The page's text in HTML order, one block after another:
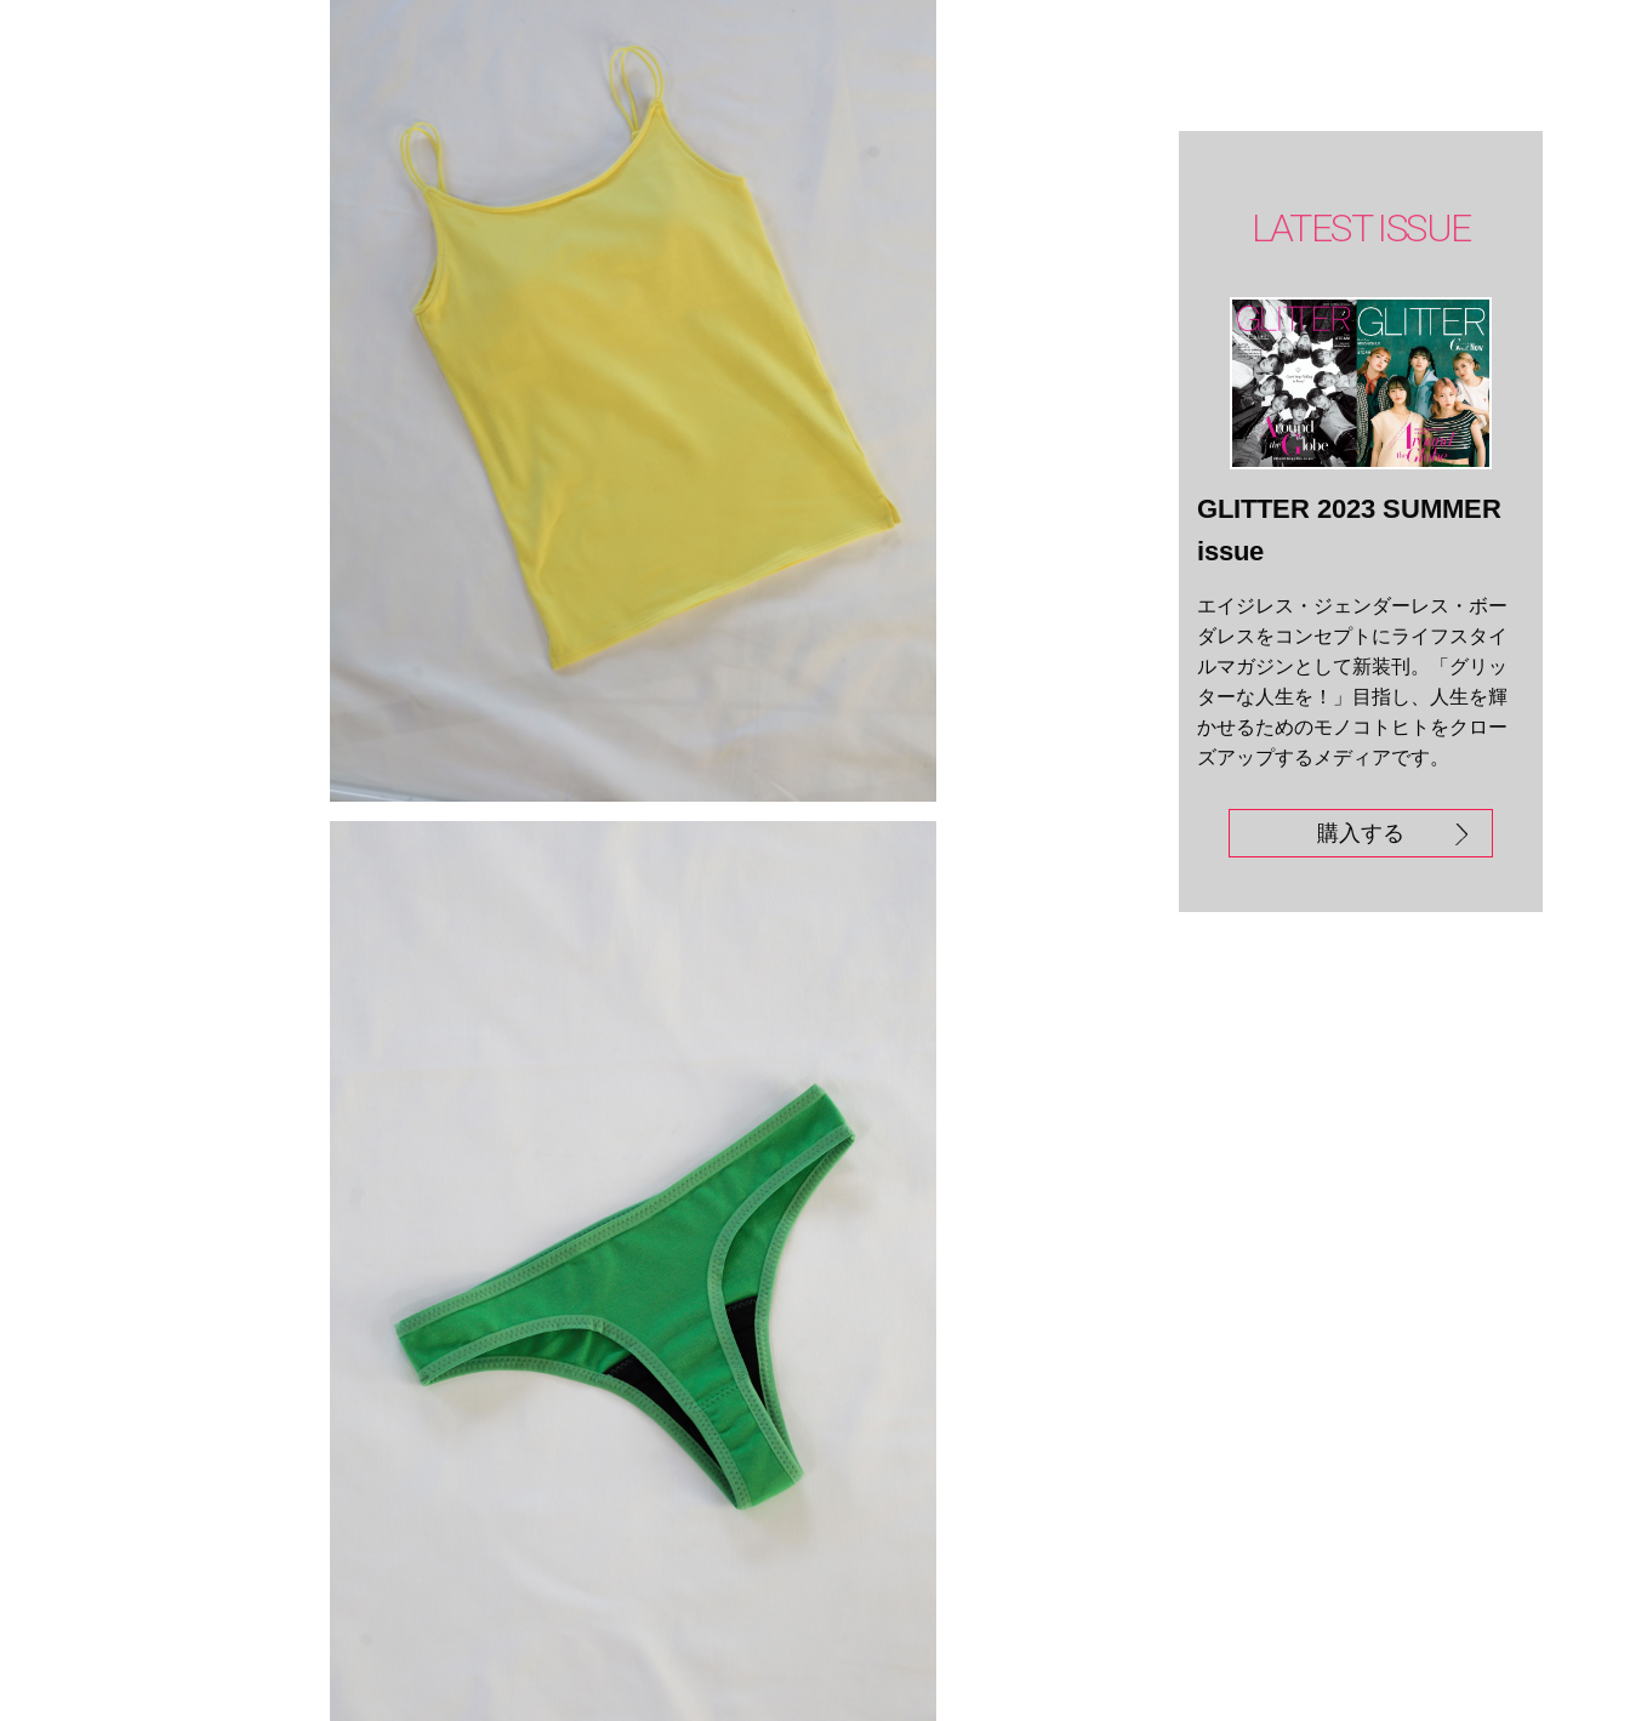
LATEST ISSUE
GLITTER 2023 SUMMER
issue
エイジレス・ジェンダーレス・ボー
ダレスをコンセプトにライフスタイ
ルマガジンとして新装刊。「グリッ
ターな人生を！」目指し、人生を輝
かせるためのモノコトヒトをクロー
ズアップするメディアです。
購入する